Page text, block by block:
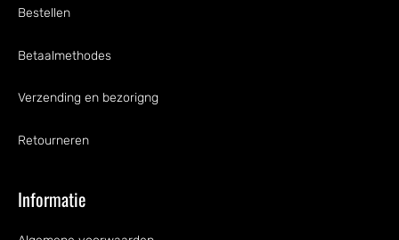
Bestellen
Betaalmethodes
Verzending en bezorigng
Retourneren
Informatie